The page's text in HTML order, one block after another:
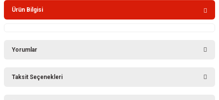
Ürün Bilgisi
Yorumlar
Taksit Seçenekleri